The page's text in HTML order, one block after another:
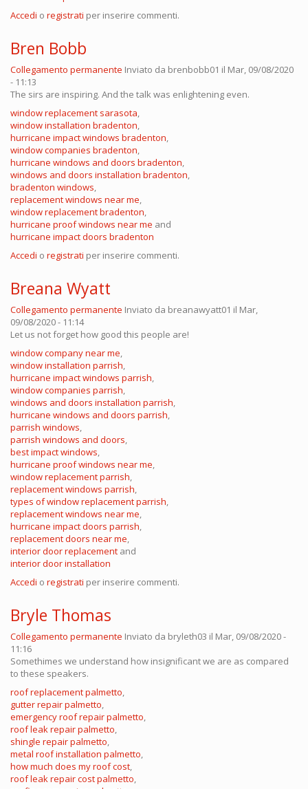
Accedi o registrati per inserire commenti.
Bren Bobb
Collegamento permanente Inviato da brenbobb01 il Mar, 09/08/2020
- 11:13
The sirs are inspiring. And the talk was enlightening even.
window replacement sarasota,
window installation bradenton,
hurricane impact windows bradenton,
window companies bradenton,
hurricane windows and doors bradenton,
windows and doors installation bradenton,
bradenton windows,
replacement windows near me,
window replacement bradenton,
hurricane proof windows near me and
hurricane impact doors bradenton
Accedi o registrati per inserire commenti.
Breana Wyatt
Collegamento permanente Inviato da breanawyatt01 il Mar,
09/08/2020 - 11:14
Let us not forget how good this people are!
window company near me,
window installation parrish,
hurricane impact windows parrish,
window companies parrish,
windows and doors installation parrish,
hurricane windows and doors parrish,
parrish windows,
parrish windows and doors,
best impact windows,
hurricane proof windows near me,
window replacement parrish,
replacement windows parrish,
types of window replacement parrish,
replacement windows near me,
hurricane impact doors parrish,
replacement doors near me,
interior door replacement and
interior door installation
Accedi o registrati per inserire commenti.
Bryle Thomas
Collegamento permanente Inviato da bryleth03 il Mar, 09/08/2020 -
11:16
Somethimes we understand how insignificant we are as compared
to these speakers.
roof replacement palmetto,
gutter repair palmetto,
emergency roof repair palmetto,
roof leak repair palmetto,
shingle repair palmetto,
metal roof installation palmetto,
how much does my roof cost,
roof leak repair cost palmetto,